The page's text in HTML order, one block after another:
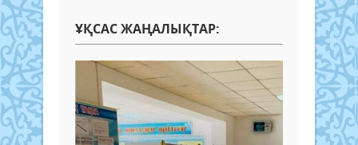
ҰҚСАС ЖАҢАЛЫҚТАР: